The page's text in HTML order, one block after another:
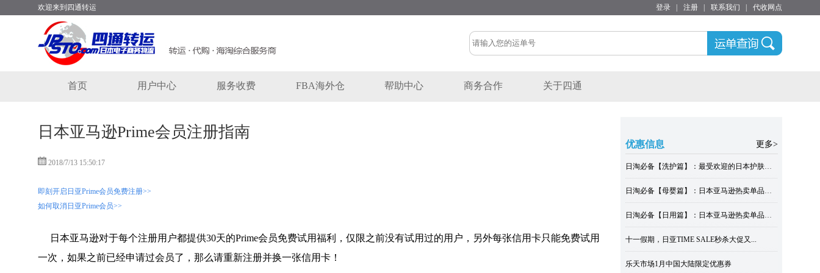
欢迎来到四通转运 登录 注册 联系我们 代收网点
首页 用户中心 服务收费 FBA海外仓 帮助中心 商务合作 关于四通
日本亚马逊Prime会员注册指南
2018/7/13 15:50:17
即刻开启日亚Prime会员免费注册>>
如何取消日亚Prime会员>>
日本亚马逊对于每个注册用户都提供30天的Prime会员免费试用福利，仅限之前没有试用过的用户，另外每张信用卡只能免费试用
一次，如果之前已经申请过会员了，那么请重新注册并换一张信用卡 ！
优惠信息 更多>
日淘必备【洗护篇】：最受欢迎的日本护肤单品
日淘必备【母婴篇】：日本亚马逊热卖单品大全
日淘必备【日用篇】：日本亚马逊热卖单品大全
十一假期，日亚TIME SALE秒杀大促又...
乐天市场1月中国大陆限定优惠券